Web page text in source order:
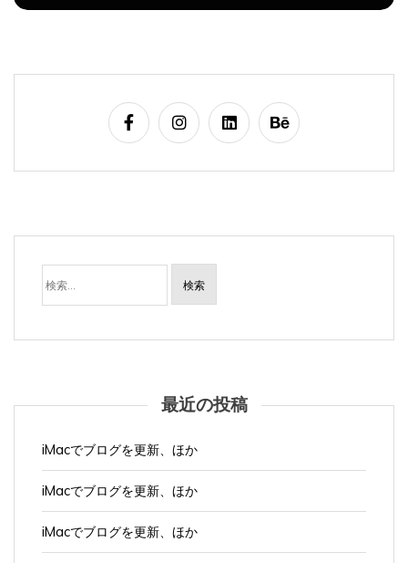
検
索:
最近の投稿
iMacでブログを更新、ほか
iMacでブログを更新、ほか
iMacでブログを更新、ほか